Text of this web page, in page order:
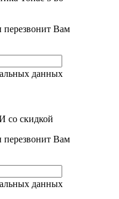
перезвонит Вам
данных
со скидкой
перезвонит Вам
данных